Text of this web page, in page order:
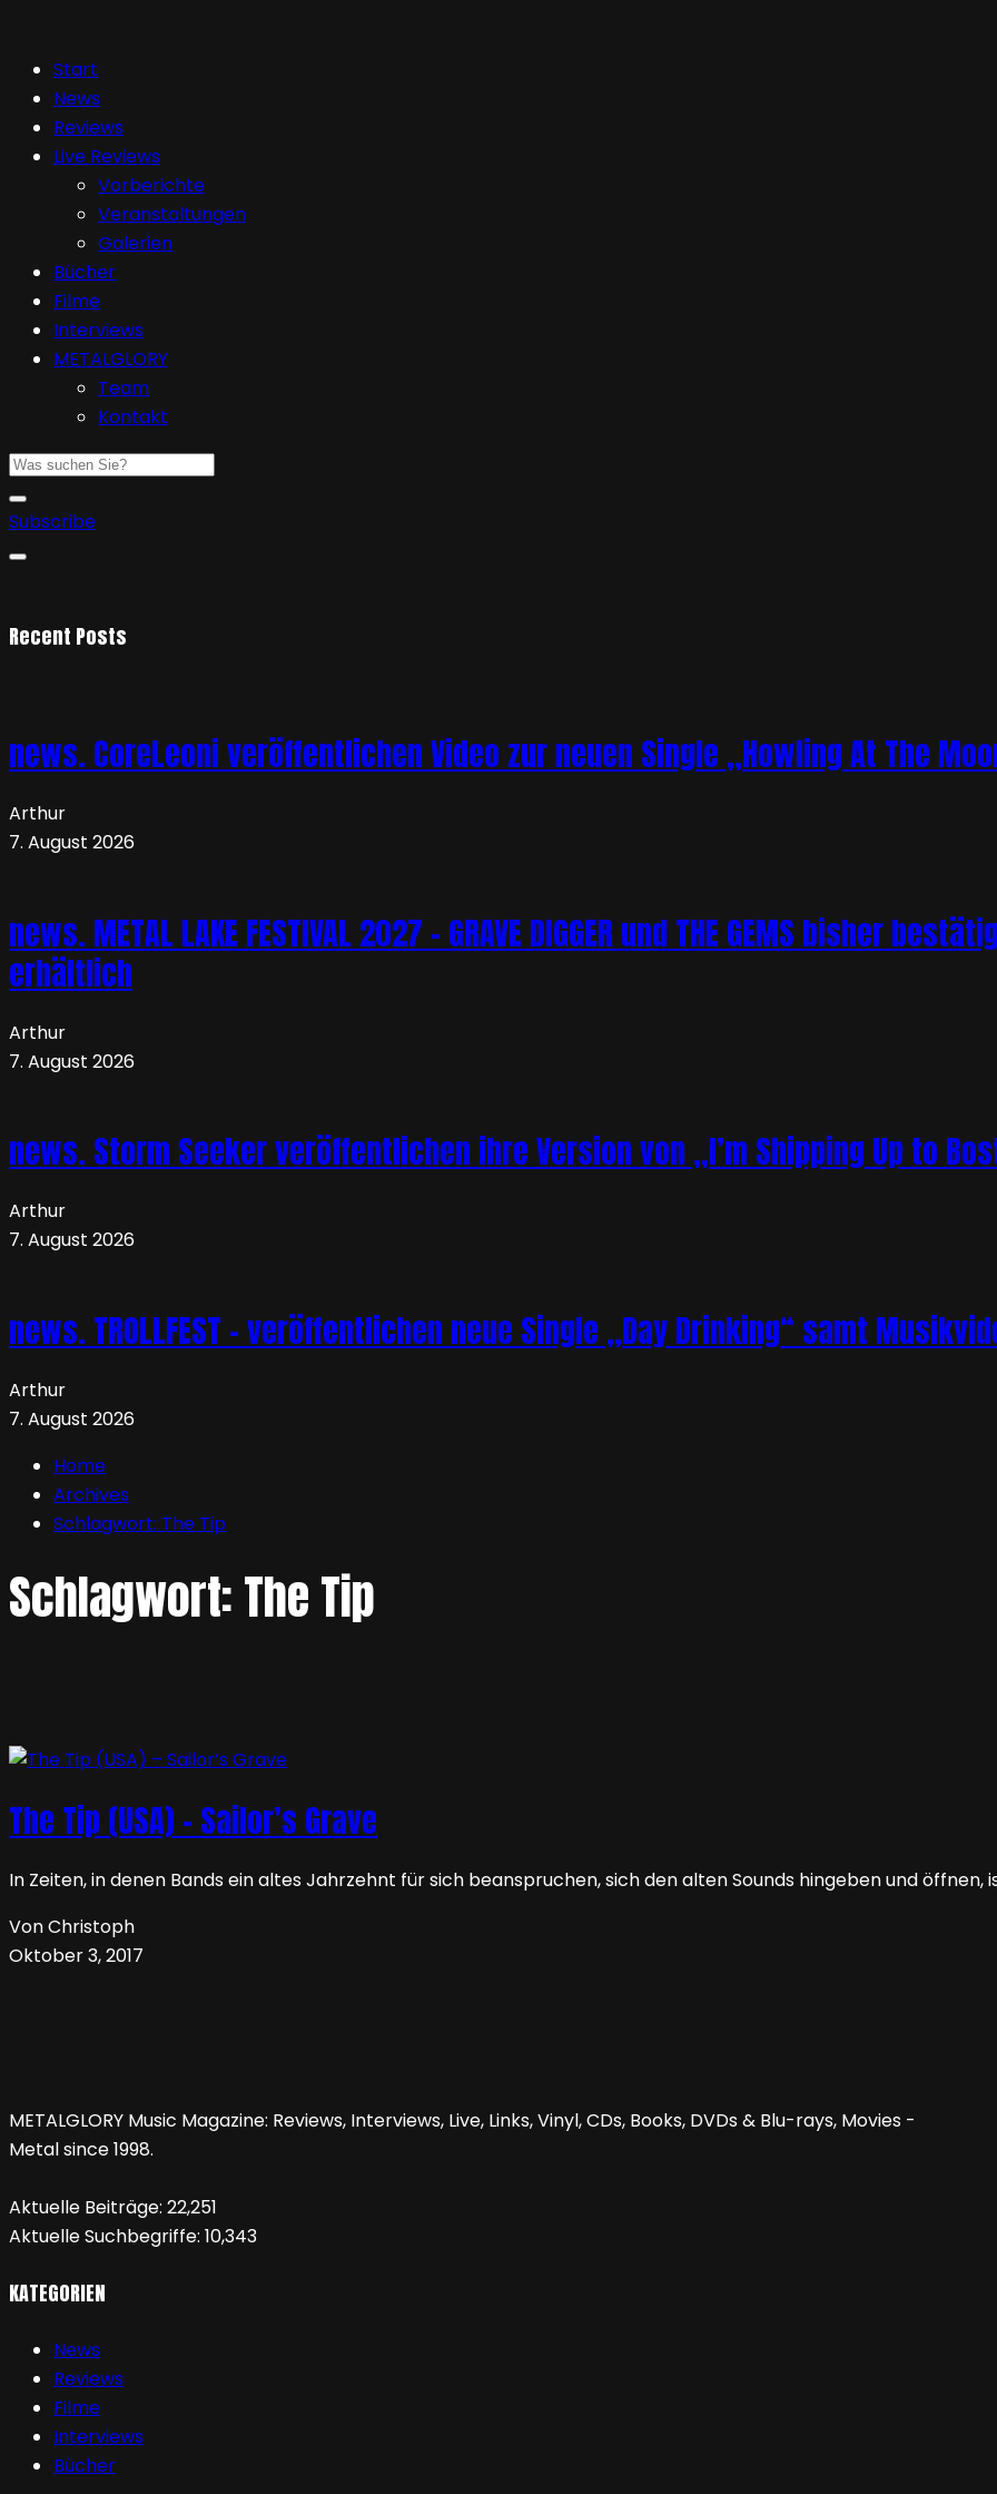
Start
News
Reviews
Live Reviews
Vorberichte
Veranstaltungen
Galerien
Bücher
Filme
Interviews
METALGLORY
Team
Kontakt
Subscribe
Recent Posts
news. CoreLeoni veröffentlichen Video zur neuen Single „Howling At The
Arthur
7. August 2026
news. METAL LAKE FESTIVAL 2027 – GRAVE DIGGER und THE GEMS bisher
erhältlich
Arthur
7. August 2026
news. Storm Seeker veröffentlichen ihre Version von „I’m Shipping Up to
Arthur
7. August 2026
news. TROLLFEST – veröffentlichen neue Single „Day Drinking“ samt
Arthur
7. August 2026
Home
Archives
Schlagwort: The Tip
Schlagwort:The Tip
The Tip (USA) – Sailor’s Grave
In Zeiten, in denen Bands ein altes Jahrzehnt für sich beanspruchen, sich den alten Sounds hingeben und öffnen,
Von Christoph
Oktober 3, 2017
METALGLORY Music Magazine: Reviews, Interviews, Live, Links, Vinyl, CDs, Books, DVDs & Blu-rays, Movies -
Metal since 1998.
Aktuelle Beiträge: 22,251
Aktuelle Suchbegriffe: 10,343
KATEGORIEN
News
Reviews
Filme
Interviews
Bücher